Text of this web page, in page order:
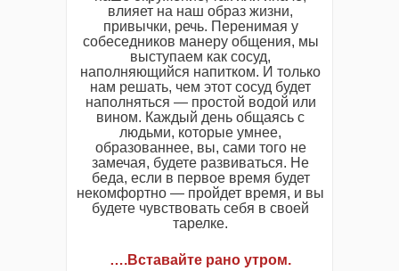
влияет на наш образ жизни,
привычки, речь. Перенимая у
собеседников манеру общения, мы
выступаем как сосуд,
наполняющийся напитком. И только
нам решать, чем этот сосуд будет
наполняться — простой водой или
вином. Каждый день общаясь с
людьми, которые умнее,
образованнее, вы, сами того не
замечая, будете развиваться. Не
беда, если в первое время будет
некомфортно — пройдет время, и вы
будете чувствовать себя в своей
тарелке.
….Вставайте рано утром.